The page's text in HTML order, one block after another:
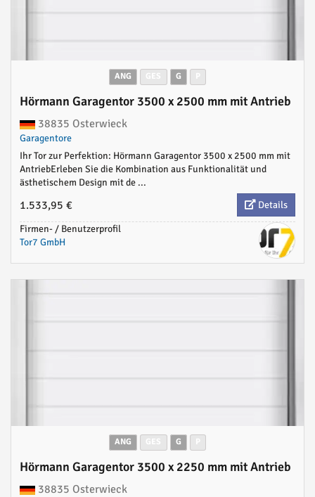
ANG G
Hörmann Garagentor 3500 x 2500 mm mit Antrieb
38835 Osterwieck
Garagentore
Ihr Tor zur Perfektion: Hörmann Garagentor 3500 x 2500 mm mit
AntriebErleben Sie die Kombination aus Funktionalität und
ästhetischem Design mit de ...
1.533,95 €
Details
Firmen- / Benutzerprofil
Tor7 GmbH
ANG G
Hörmann Garagentor 3500 x 2250 mm mit Antrieb
38835 Osterwieck